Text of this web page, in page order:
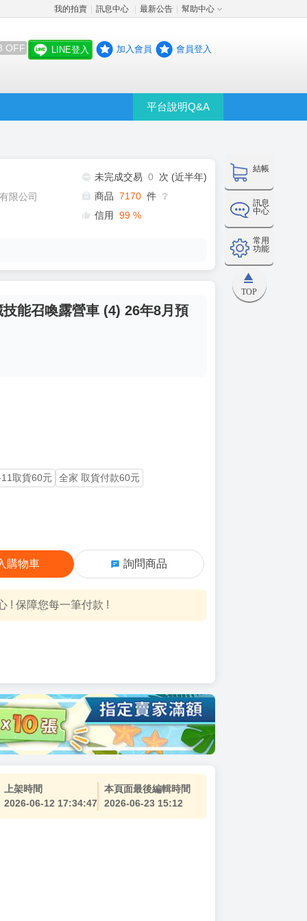
我的拍賣 訊息中心 最新公告 幫助中心
OFF LINE登入 加入會員 會員登入
平台說明Q&A
結帳
訊息
中心
常用
功能
TOP
限公司
未完成交易 0
次 (近半年)
商品 7170 件 ❔
信用 99 %
能召喚露營車 (4) 26年8月預
取貨60元
全家 取貨付款60元
購物車 詢問商品
! 保障您每一筆付款 !